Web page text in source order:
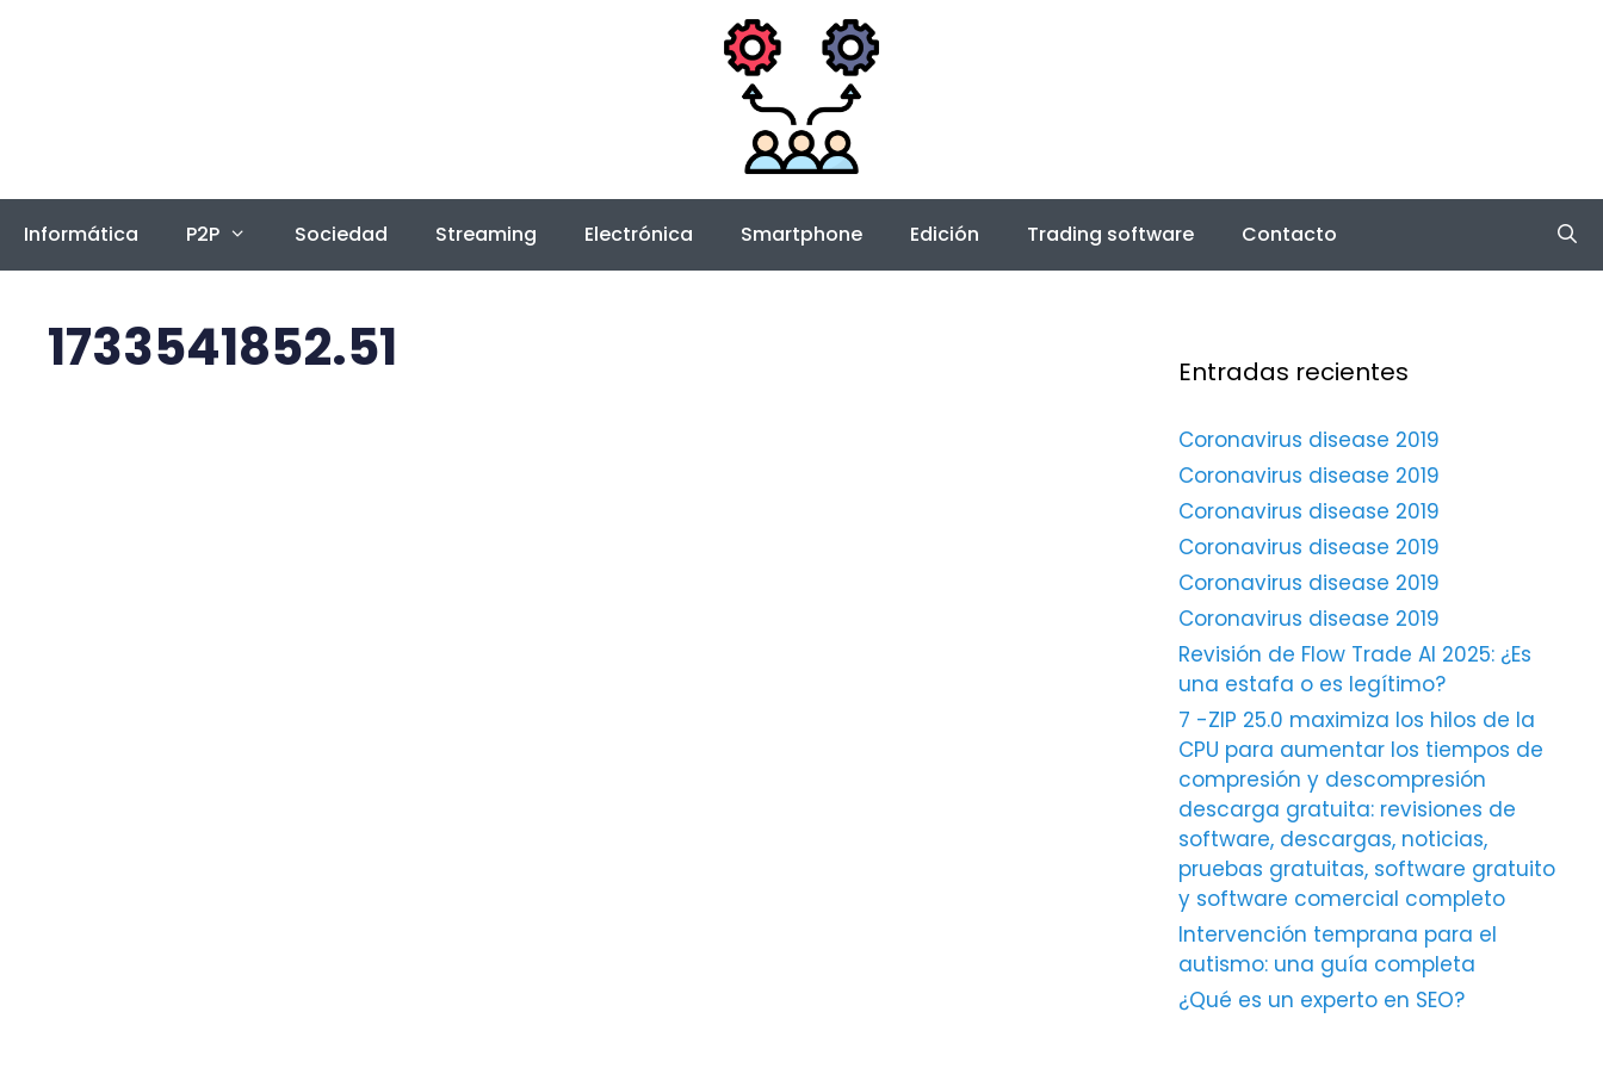
Informática P2P Sociedad Streaming Electrónica Smartphone Edición Trading software Contacto
1733541852.51 Entradas recientes
Coronavirus disease 2019
Coronavirus disease 2019
Coronavirus disease 2019
Coronavirus disease 2019
Coronavirus disease 2019
Coronavirus disease 2019
Revisión de Flow Trade AI 2025: ¿Es
una estafa o es legítimo?
7 -ZIP 25.0 maximiza los hilos de la
CPU para aumentar los tiempos de
compresión y descompresión
descarga gratuita: revisiones de
software, descargas, noticias,
pruebas gratuitas, software gratuito
y software comercial completo
Intervención temprana para el
autismo: una guía completa
¿Qué es un experto en SEO?